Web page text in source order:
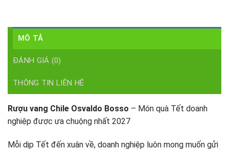
MÔ TẢ
ĐÁNH GIÁ (0)
THÔNG TIN LIÊN HỆ
Rượu vang Chile Osvaldo Bosso – Món quà Tết doanh
nghiệp được ưa chuộng nhất 2027
Mỗi dịp Tết đến xuân về, doanh nghiệp luôn mong muốn gửi